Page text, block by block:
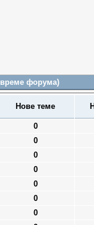
време форума)
Нове теме
0
0
0
0
0
0
0